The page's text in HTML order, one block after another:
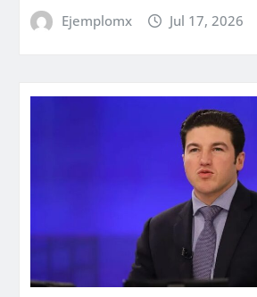
Ejemplomx Jul 17, 2026